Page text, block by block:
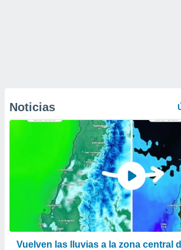
Noticias
Vuelven las lluvias a la zona central